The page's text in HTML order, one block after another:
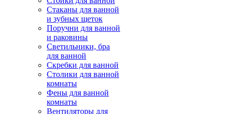
Стаканы для ванной
и зубных щеток
Поручни для ванной
и раковины
Светильники, бра
для ванной
Скребки для ванной
Столики для ванной
комнаты
Фены для ванной
комнаты
Вентиляторы для